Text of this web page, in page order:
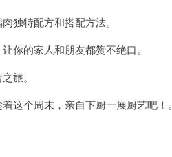
特配方和搭配方法。
的家人和朋友都赞不绝口。
旅。
个周末，亲自下厨一展厨艺吧！。